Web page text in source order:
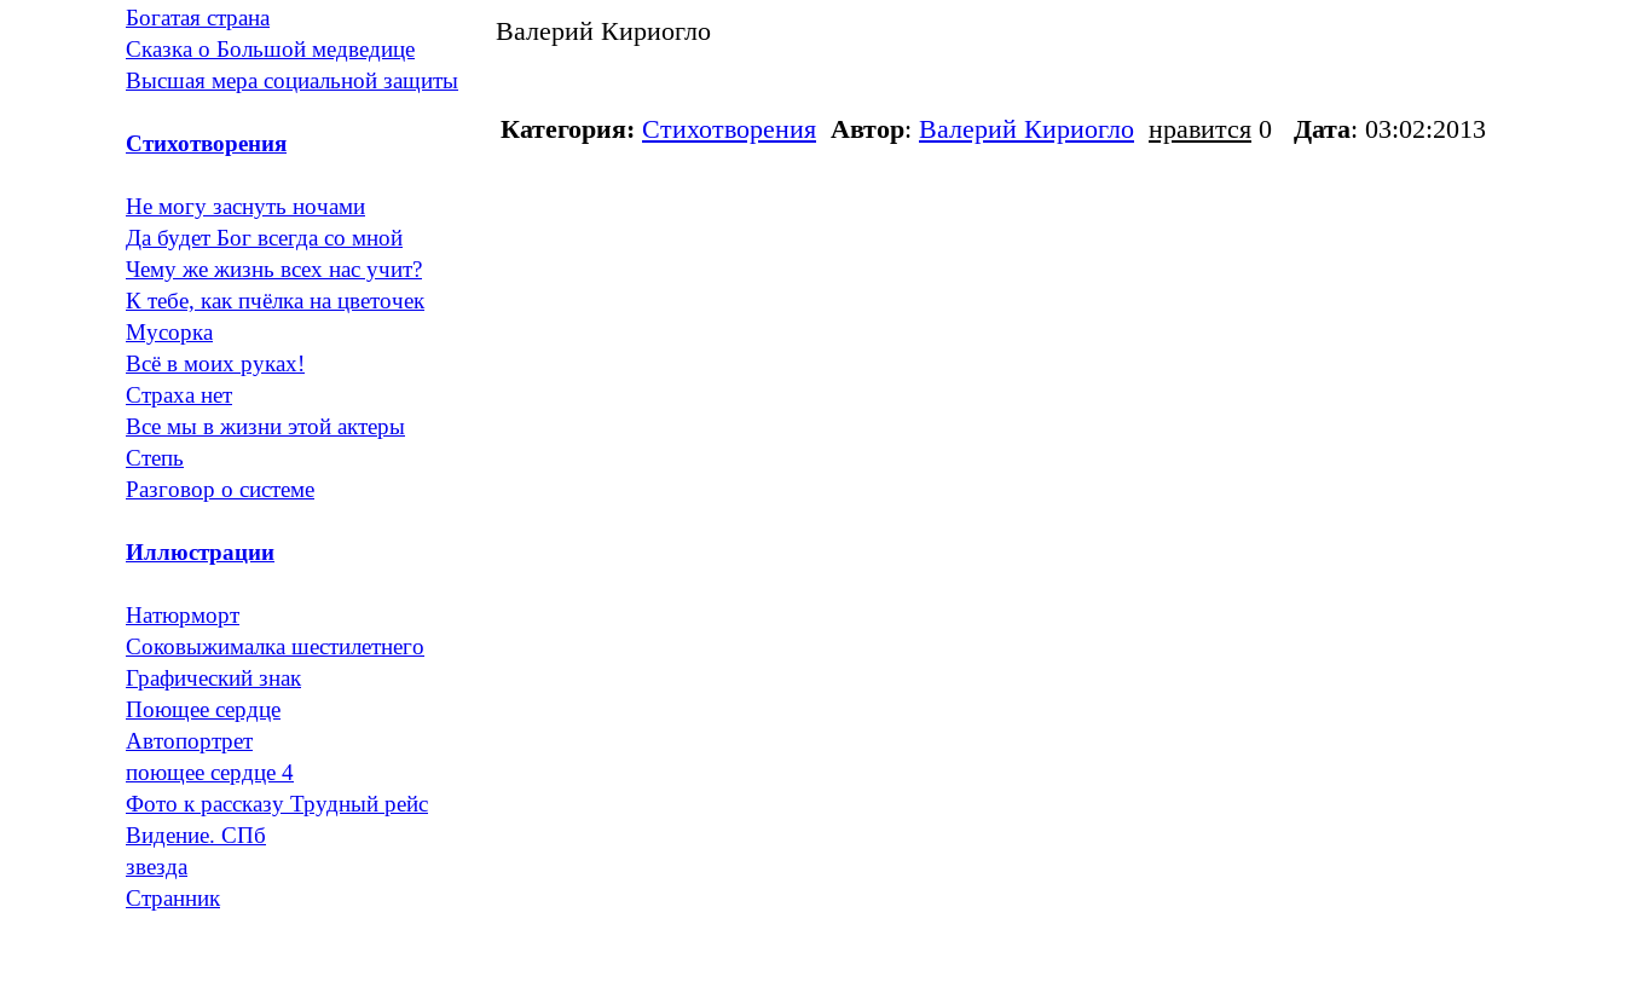
Богатая страна
Сказка о Большой медведице
Высшая мера социальной защиты
Стихотворения
Не могу заснуть ночами
Да будет Бог всегда со мной
Чему же жизнь всех нас учит?
К тебе, как пчёлка на цветочек
Мусорка
Всё в моих руках!
Страха нет
Все мы в жизни этой актеры
Степь
Разговор о системе
Иллюстрации
Натюрморт
Соковыжималка шестилетнего
Графический знак
Поющее сердце
Автопортрет
поющее сердце 4
Фото к рассказу Трудный рейс
Видение. СПб
звезда
Странник
Валерий Кириогло
Категория: Стихотворения Автор: Валерий Кириогло нравится 0 Дата: 03:02:2013